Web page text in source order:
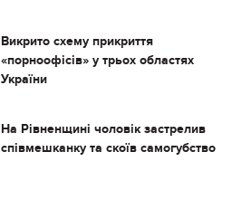
Викрито схему прикриття
«порноофісів» у трьох областях
України
На Рівненщині чоловік застрелив
співмешканку та скоїв самогубство